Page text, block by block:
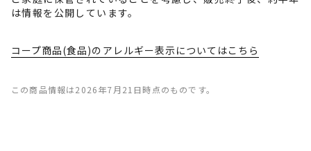
は情報を公開しています。
コープ商品(食品)のアレルギー表示についてはこちら
この商品情報は2026年7月21日時点のものです。